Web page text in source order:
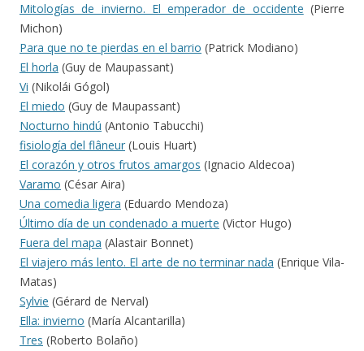
Mitologías de invierno. El emperador de occidente (Pierre
Michon)
Para que no te pierdas en el barrio (Patrick Modiano)
El horla (Guy de Maupassant)
Vi (Nikolái Gógol)
El miedo (Guy de Maupassant)
Nocturno hindú (Antonio Tabucchi)
fisiología del flâneur (Louis Huart)
El corazón y otros frutos amargos (Ignacio Aldecoa)
Varamo (César Aira)
Una comedia ligera (Eduardo Mendoza)
Último día de un condenado a muerte (Victor Hugo)
Fuera del mapa (Alastair Bonnet)
El viajero más lento. El arte de no terminar nada (Enrique Vila-
Matas)
Sylvie (Gérard de Nerval)
Ella: invierno (María Alcantarilla)
Tres (Roberto Bolaño)